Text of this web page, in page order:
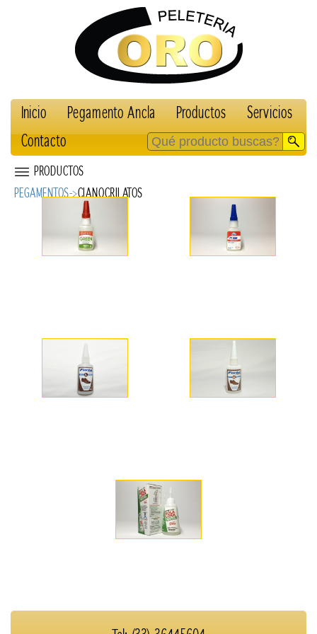
Inicio Pegamento Ancla Productos
Servicios
Contacto
PRODUCTOS
PEGAMENTOS->CIANOCRILATOS